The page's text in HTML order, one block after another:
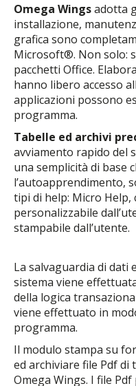
Omega Wingsadotta
installazione,
grafica sono
Microsoft®. Non solo:
pacchetti Office.
hanno libero accesso
applicazioni possono
programma.
Tabelle ed archivi
avviamento rapido del
una semplicità di base
l’autoapprendimento,
tipi di help: Micro
personalizzabile
stampabile dall’utente.
La salvaguardia di dati
sistema viene
della logica
viene effettuato in
programma.
Il modulo stampa su
ed archiviare file Pdf di
Omega Wings. I file